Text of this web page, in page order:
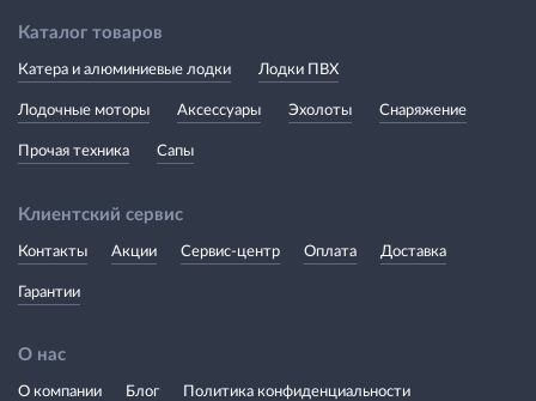
Каталог товаров
Катера и алюминиевые лодки Лодки ПВХ
Лодочные моторы Аксессуары Эхолоты Снаряжение
Прочая техника Сапы
Клиентский сервис
Контакты Акции Сервис-центр Оплата Доставка
Гарантии
О нас
О компании Блог Политика конфиденциальности